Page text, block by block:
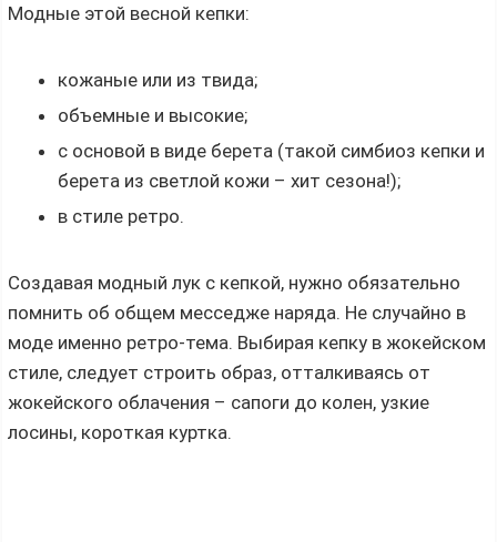
Модные этой весной кепки:
кожаные или из твида;
объемные и высокие;
с основой в виде берета (такой симбиоз кепки и
берета из светлой кожи – хит сезона!);
в стиле ретро.
Создавая модный лук с кепкой, нужно обязательно
помнить об общем месседже наряда. Не случайно в
моде именно ретро-тема. Выбирая кепку в жокейском
стиле, следует строить образ, отталкиваясь от
жокейского облачения – сапоги до колен, узкие
лосины, короткая куртка.